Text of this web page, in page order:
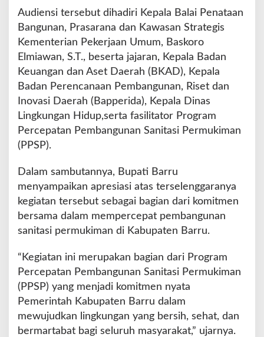
e
c
p
a
t
a
A
k
s
a
n
i
t
i
A
m
a
Audiensi tersebut dihadiri Kepala Balai Penataan
Bangunan, Prasarana dan Kawasan Strategis
Kementerian Pekerjaan Umum, Baskoro
Elmiawan, S.T., beserta jajaran, Kepala Badan
Keuangan dan Aset Daerah (BKAD), Kepala
Badan Perencanaan Pembangunan, Riset dan
Inovasi Daerah (Bapperida), Kepala Dinas
Lingkungan Hidup,serta fasilitator Program
Percepatan Pembangunan Sanitasi Permukiman
(PPSP).
Dalam sambutannya, Bupati Barru
menyampaikan apresiasi atas terselenggaranya
kegiatan tersebut sebagai bagian dari komitmen
bersama dalam mempercepat pembangunan
sanitasi permukiman di Kabupaten Barru.
“Kegiatan ini merupakan bagian dari Program
Percepatan Pembangunan Sanitasi Permukiman
(PPSP) yang menjadi komitmen nyata
Pemerintah Kabupaten Barru dalam
mewujudkan lingkungan yang bersih, sehat, dan
bermartabat bagi seluruh masyarakat,” ujarnya.